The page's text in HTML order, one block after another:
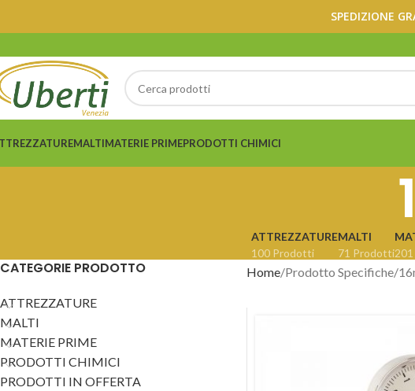
SPEDIZIONE
MALTIMATERIE PRIMEPRODOTTI CHIMICI
ATTREZZATURE
100 Prodotti
MALTI
71 Prodotti
CATEGORIE PRODOTTO
ATTREZZATURE
MALTI
MATERIE PRIME
PRODOTTI CHIMICI
PRODOTTI IN OFFERTA
Home Prodotto Specifiche